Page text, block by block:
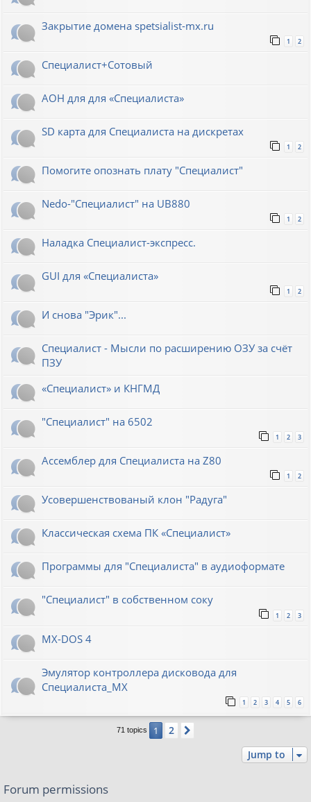
Закрытие домена spetsialist-mx.ru
1 2
Специалист+Сотовый
АОН для для «Специалиста»
SD карта для Cпециалиста на дискретах
1 2
Помогите опознать плату "Специалист"
Nedo-"Специалист" на UB880
1 2
Наладка Специалист-экспресс.
GUI для «Специалиста»
1 2
И снова "Эрик"...
Специалист - Мысли по расширению ОЗУ за счёт
ПЗУ
«Специалист» и КНГМД
"Специалист" на 6502
1 2 3
Ассемблер для Специалиста на Z80
1 2
Усовершенствованый клон "Радуга"
Классическая схема ПК «Специалист»
Программы для "Специалиста" в аудиоформате
"Специалист" в собственном соку
1 2 3
MX-DOS 4
Эмулятор контроллера дисковода для
Специалиста_МХ
1 2 3 4 5 6
71 topics 1 2
Jump to
Forum permissions